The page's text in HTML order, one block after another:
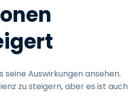
seine Auswirkungen ansehen.
zu steigern, aber es ist auch